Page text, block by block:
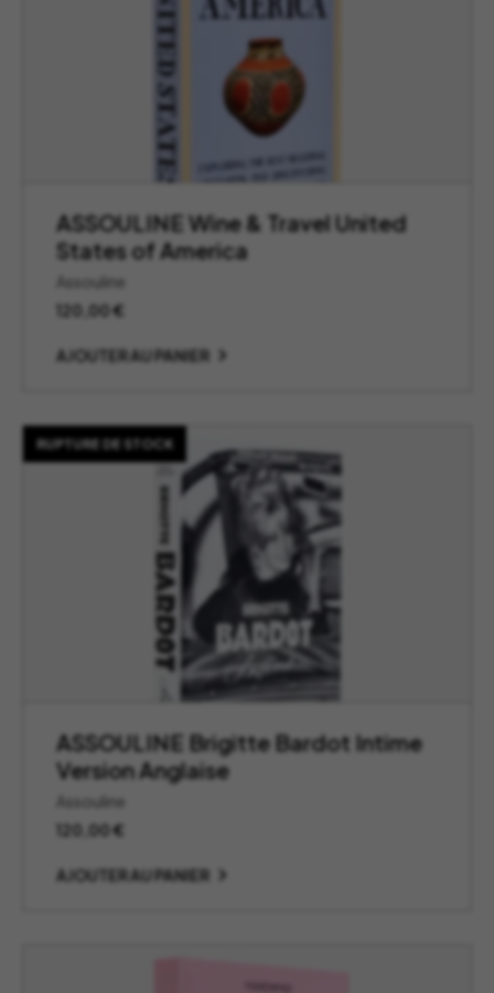
ASSOULINE Wine & Travel United
States of America
Assouline
120,00€
AJOUTER AU PANIER
RUPTURE DE STOCK
ASSOULINE Brigitte Bardot Intime
Version Anglaise
Assouline
120,00€
AJOUTER AU PANIER